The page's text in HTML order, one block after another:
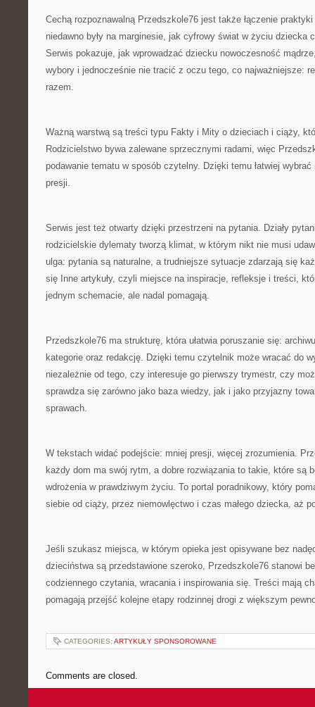
Cechą rozpoznawalną Przedszkole76 jest także łączenie
niedawno były na marginesie, jak cyfrowy świat w życiu dziecka
Serwis pokazuje, jak wprowadzać dziecku nowoczesność
wybory i jednocześnie nie tracić z oczu tego, co najważniejsze:
razem.
Ważną warstwą są treści typu Fakty i Mity o dzieciach i ciąży,
Rodzicielstwo bywa zalewane sprzecznymi radami, więc
podawanie tematu w sposób czytelny. Dzięki temu łatwiej
presji.
Serwis jest też otwarty dzięki przestrzeni na pytania. Działy
rodzicielskie dylematy tworzą klimat, w którym nikt nie musi
ulga: pytania są naturalne, a trudniejsze sytuacje zdarzają się
się Inne artykuły, czyli miejsce na inspiracje, refleksje i treści,
jednym schemacie, ale nadal pomagają.
Przedszkole76 ma strukturę, która ułatwia poruszanie się:
kategorie oraz redakcję. Dzięki temu czytelnik może wracać do
niezależnie od tego, czy interesuje go pierwszy trymestr, czy
sprawdza się zarówno jako baza wiedzy, jak i jako przyjazny
sprawach.
W tekstach widać podejście: mniej presji, więcej zrozumienia.
każdy dom ma swój rytm, a dobre rozwiązania to takie, które są
wdrożenia w prawdziwym życiu. To portal poradnikowy, który
siebie od ciąży, przez niemowlęctwo i czas małego dziecka, aż
Jeśli szukasz miejsca, w którym opieka jest opisywane bez
dzieciństwa są przedstawione szeroko, Przedszkole76 stanowi
codziennego czytania, wracania i inspirowania się. Treści mają
pomagają przejść kolejne etapy rodzinnej drogi z większym
CATEGORIES: ARTYKUŁY SPONSOROWANE
Comments are closed.